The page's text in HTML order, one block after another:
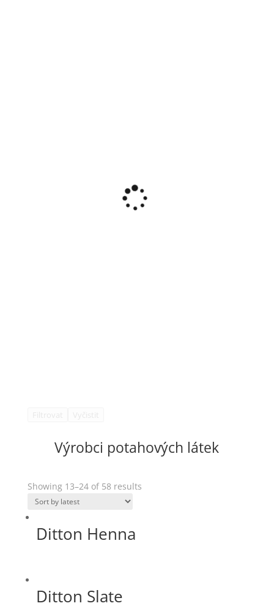
Výrobci potahových látek
Showing 13–24 of 58 results
Ditton Henna
Ditton Slate